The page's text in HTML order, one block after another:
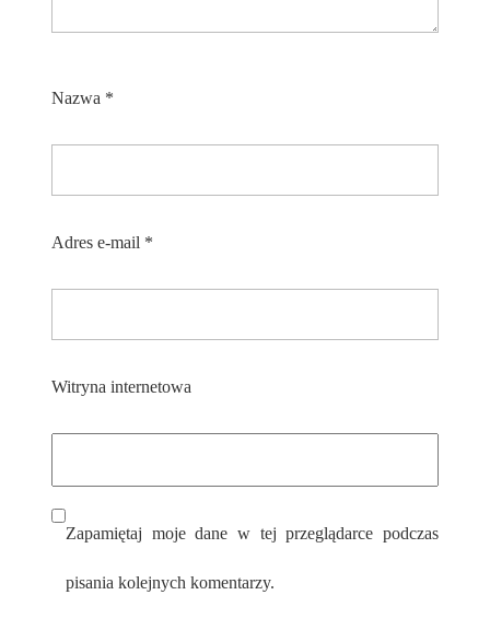
Nazwa *
Adres e-mail *
Witryna internetowa
Zapamiętaj moje dane w tej przeglądarce podczas
pisania kolejnych komentarzy.